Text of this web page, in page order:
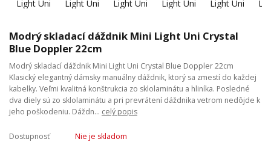
Modrý skladací dáždnik Mini Light Uni Crystal
Blue Doppler 22cm
Modrý skladací dáždnik Mini Light Uni Crystal Blue Doppler 22cm
Klasický elegantný dámsky manuálny dáždnik, ktorý sa zmestí do každej
kabelky. Veľmi kvalitná konštrukcia zo sklolaminátu a hliníka. Posledné
dva diely sú zo sklolaminátu a pri prevrátení dáždnika vetrom nedôjde k
jeho poškodeniu. Dáždn... celý popis
Dostupnosť Nie je skladom